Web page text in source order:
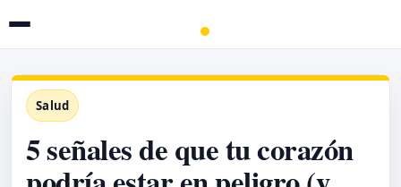
Salud
5 señales de que tu corazón